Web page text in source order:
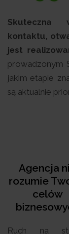
Skuteczna
kontaktu,
jest
prowadzonym
jakim etapie
są aktualnie
Agencja
rozumie
celów
Ruch na